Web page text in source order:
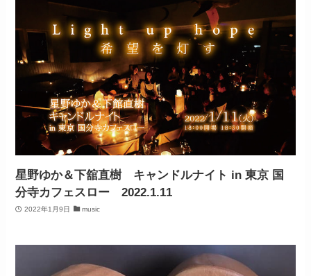
星野ゆか＆下舘直樹 キャンドルナイト in 東京 国
分寺カフェスロー 2022.1.11
2022年1月9日 music